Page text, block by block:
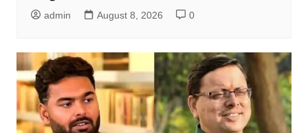
admin August 8, 2026 0